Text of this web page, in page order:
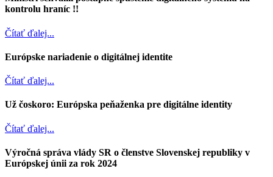
kontrolu hraníc !!
Čítať ďalej...
Európske nariadenie o digitálnej identite
Čítať ďalej...
Už čoskoro: Európska peňaženka pre digitálne identity
Čítať ďalej...
Výročná správa vlády SR o členstve Slovenskej republiky v
Európskej únii za rok 2024